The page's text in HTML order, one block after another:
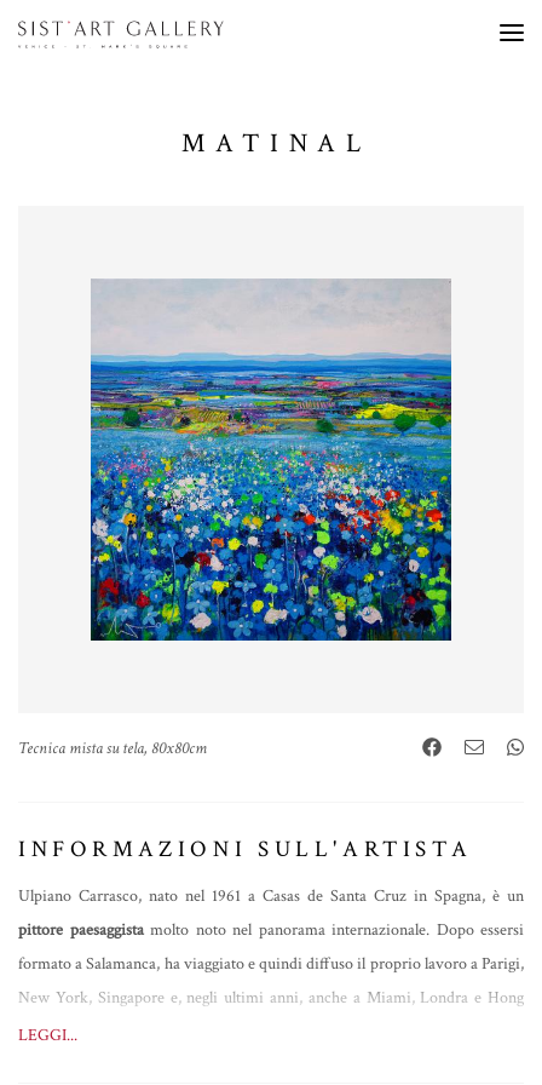
MATINAL
Tecnica mista su tela, 80x80cm
INFORMAZIONI SULL'ARTISTA
Ulpiano Carrasco, nato nel 1961 a Casas de Santa Cruz in Spagna, è un
pittore paesaggista molto noto nel panorama internazionale. Dopo essersi
formato a Salamanca, ha viaggiato e quindi diffuso il proprio lavoro a Parigi,
New York, Singapore e, negli ultimi anni, anche a Miami, Londra e Hong
Kong. Resta però
LEGGI...